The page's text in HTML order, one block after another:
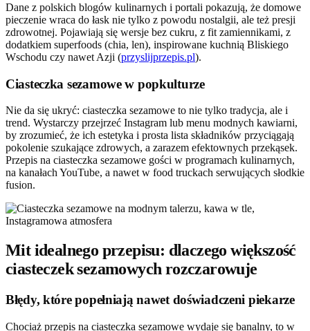
Dane z polskich blogów kulinarnych i portali pokazują, że domowe
pieczenie wraca do łask nie tylko z powodu nostalgii, ale też presji
zdrowotnej. Pojawiają się wersje bez cukru, z fit zamiennikami, z
dodatkiem superfoods (chia, len), inspirowane kuchnią Bliskiego
Wschodu czy nawet Azji (przyslijprzepis.pl).
Ciasteczka sezamowe w popkulturze
Nie da się ukryć: ciasteczka sezamowe to nie tylko tradycja, ale i
trend. Wystarczy przejrzeć Instagram lub menu modnych kawiarni,
by zrozumieć, że ich estetyka i prosta lista składników przyciągają
pokolenie szukające zdrowych, a zarazem efektownych przekąsek.
Przepis na ciasteczka sezamowe gości w programach kulinarnych,
na kanałach YouTube, a nawet w food truckach serwujących słodkie
fusion.
Mit idealnego przepisu: dlaczego większość
ciasteczek sezamowych rozczarowuje
Błędy, które popełniają nawet doświadczeni piekarze
Chociaż przepis na ciasteczka sezamowe wydaje się banalny, to w